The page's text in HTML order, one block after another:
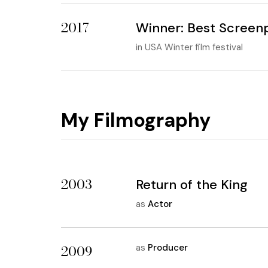
2017 Winner: Best
in USA Winter film festival
My Filmography
2003 Return of the King
as Actor
2009 as Producer